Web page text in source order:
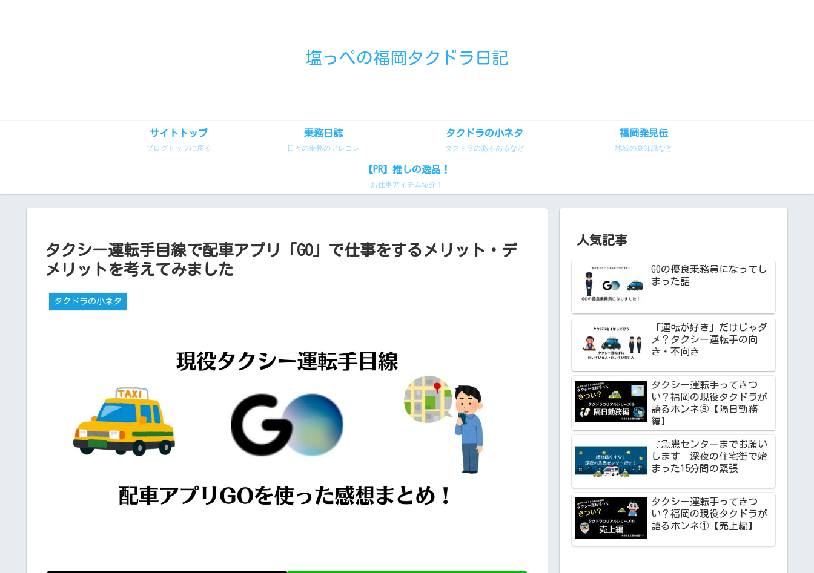
塩っぺの福岡タクドラ日記
サイトトップ
ブログトップに戻る
乗務日誌
日々の乗務のアレコレ
タクドラの小ネタ
タクドラのあるあるなど
福岡発見伝
地域の豆知識など
【PR】推しの逸品！
お仕事アイテム紹介！
タクシー運転手目線で配車アプリ「GO」で仕事をするメリット・デ
メリットを考えてみました
タクドラの小ネタ
人気記事
GOの優良乗務員になってし
まった話
「運転が好き」だけじゃダ
メ？タクシー運転手の向
き・不向き
タクシー運転手ってきつ
い？福岡の現役タクドラが
語るホンネ③【隔日勤務
編】
『急患センターまでお願い
します』深夜の住宅街で始
まった15分間の緊張
タクシー運転手ってきつ
い？福岡の現役タクドラが
語るホンネ①【売上編】